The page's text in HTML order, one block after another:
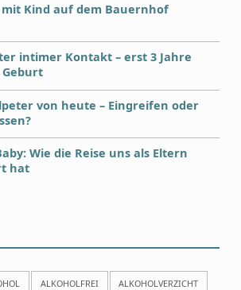
mit Kind auf dem Bauernhof
intimer Kontakt – erst 3 Jahre
von heute – Eingreifen oder
Wie die Reise uns als Eltern
hat
ALKOHOLFREI ALKOHOLVERZICHT